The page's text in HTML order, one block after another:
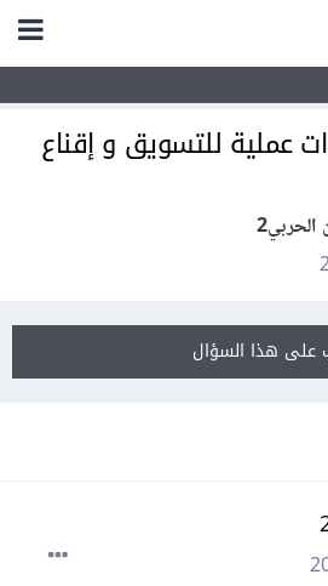
عملية للتسويق و إقناع
على هذا السؤال